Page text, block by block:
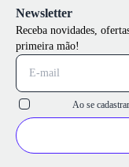
Newsletter
Receba novidades,
primeira mão!
Ao se